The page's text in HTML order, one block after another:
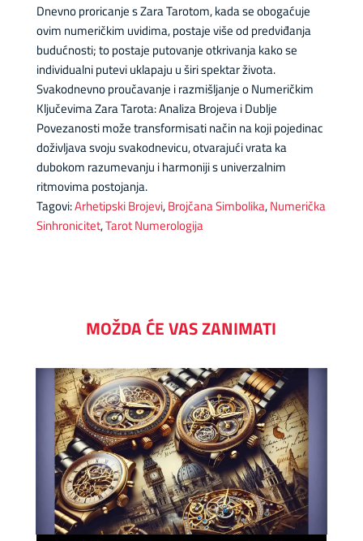
Dnevno proricanje s Zara Tarotom, kada se obogaćuje
ovim numeričkim uvidima, postaje više od predviđanja
budućnosti; to postaje putovanje otkrivanja kako se
individualni putevi uklapaju u širi spektar života.
Svakodnevno proučavanje i razmišljanje o Numeričkim
Ključevima Zara Tarota: Analiza Brojeva i Dublje
Povezanosti može transformisati način na koji pojedinac
doživljava svoju svakodnevicu, otvarajući vrata ka
dubokom razumevanju i harmoniji s univerzalnim
ritmovima postojanja.
Tagovi:Arhetipski Brojevi,Brojčana Simbolika,Numerička
Sinhronicitet,Tarot Numerologija
MOŽDA ĆE VAS ZANIMATI